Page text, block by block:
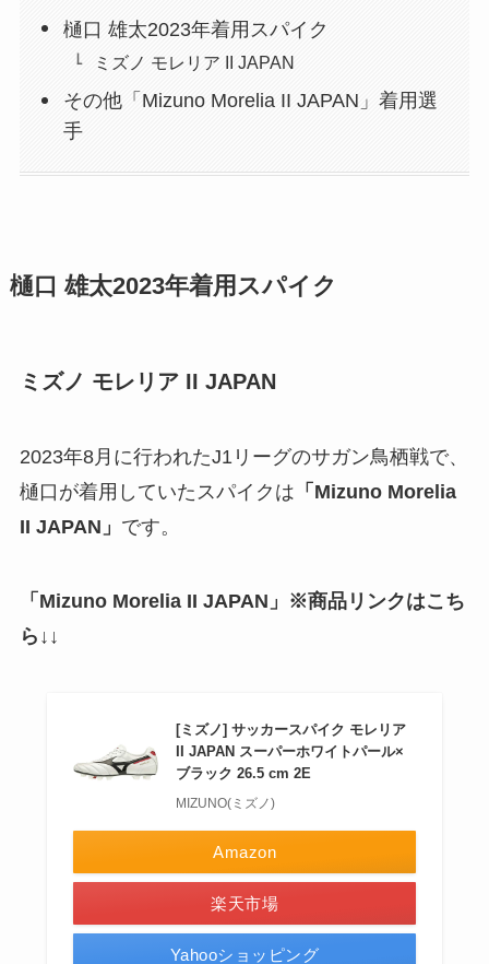
樋口 雄太2023年着用スパイク
ミズノ モレリア II JAPAN
その他「Mizuno Morelia II JAPAN」着用選
手
樋口 雄太2023年着用スパイク
ミズノ モレリア II JAPAN
2023年8月に行われたJ1リーグのサガン鳥栖戦で、
樋口が着用していたスパイクは 「Mizuno Morelia
II JAPAN」 です。
「 Mizuno Morelia II JAPAN 」 ※商品リンクはこち
ら↓↓
[ミズノ] サッカースパイク モレリア
II JAPAN スーパーホワイトパール×
ブラック 26.5 cm 2E
MIZUNO(ミズノ)
Amazon
楽天市場
Yahooショッピング